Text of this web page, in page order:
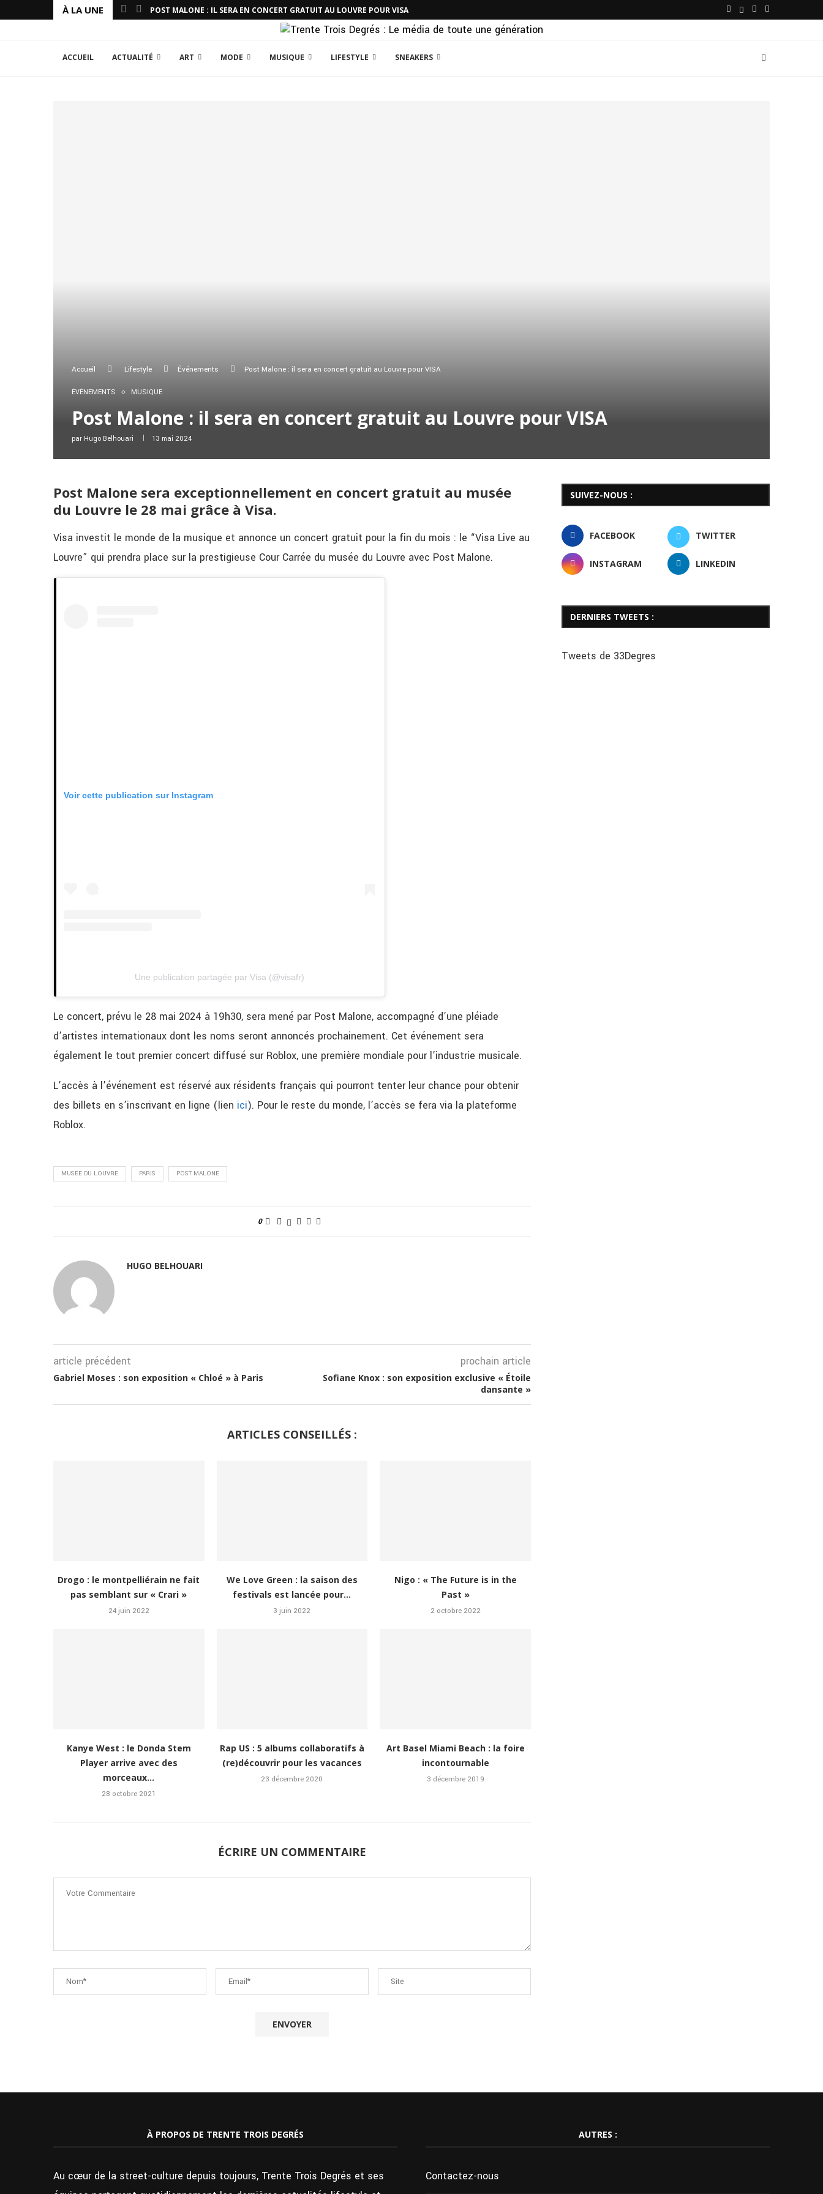
À LA UNE POST MALONE : IL SERA EN CONCERT GRATUIT AU LOUVRE POUR VISA
ACCUEIL ACTUALITÉ ART MODE MUSIQUE LIFESTYLE SNEAKERS
Accueil Lifestyle Événements Post Malone : il sera en concert gratuit au Louvre pour VISA
ÉVÉNEMENTS MUSIQUE
Post Malone : il sera en concert gratuit au Louvre pour VISA
par Hugo Belhouari 13 mai 2024
Post Malone sera exceptionnellement en concert gratuit au musée
du Louvre le 28 mai grâce à Visa.
Visa investit le monde de la musique et annonce un concert gratuit pour la fin du mois : le “Visa Live au
Louvre” qui prendra place sur la prestigieuse Cour Carrée du musée du Louvre avec Post Malone.
Voir cette publication sur Instagram
Une publication partagée par Visa (@visafr)
Le concert, prévu le 28 mai 2024 à 19h30, sera mené par Post Malone, accompagné d’une pléiade
d’artistes internationaux dont les noms seront annoncés prochainement. Cet événement sera
également le tout premier concert diffusé sur Roblox, une première mondiale pour l’industrie musicale.
L’accès à l’événement est réservé aux résidents français qui pourront tenter leur chance pour obtenir
des billets en s’inscrivant en ligne (lien ici). Pour le reste du monde, l’accès se fera via la plateforme
Roblox.
MUSÉE DU LOUVRE PARIS POST MALONE
0
HUGO BELHOUARI
article précédent
Gabriel Moses : son exposition « Chloé » à Paris
prochain article
Sofiane Knox : son exposition exclusive « Étoile
dansante »
ARTICLES CONSEILLÉS :
Drogo : le montpelliérain ne fait
pas semblant sur « Crari »
24 juin 2022
We Love Green : la saison des
festivals est lancée pour...
3 juin 2022
Nigo : « The Future is in the
Past »
2 octobre 2022
Kanye West : le Donda Stem
Player arrive avec des
morceaux...
28 octobre 2021
Rap US : 5 albums collaboratifs à
(re)découvrir pour les vacances
23 décembre 2020
Art Basel Miami Beach : la foire
incontournable
3 décembre 2019
ÉCRIRE UN COMMENTAIRE
SUIVEZ-NOUS :
FACEBOOK TWITTER
INSTAGRAM LINKEDIN
DERNIERS TWEETS :
Tweets de 33Degres
À PROPOS DE TRENTE TROIS DEGRÉS
Au cœur de la street-culture depuis toujours, Trente Trois Degrés et ses
AUTRES :
Contactez-nous